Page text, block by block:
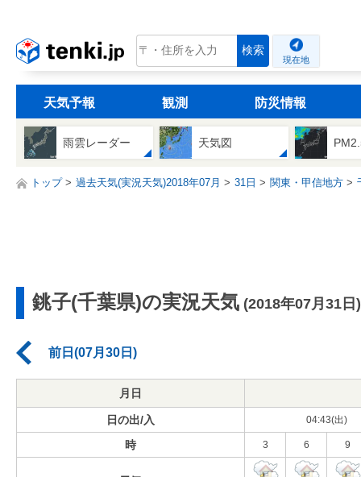
tenki.jp 検索
現在地
天気予報 観測 防災情報
雨雲レーダー 天気図
トップ 過去天気(実況天気)2018年07月 31日 関東・甲信地方
銚子(千葉県)の実況天気 (2018年07月31日)
前日(07月30日)
月日
日の出/入 04:43(出)
時 3 6 9